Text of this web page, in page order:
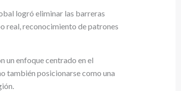
logró eliminar las barreras
real, reconocimiento de patrones
un enfoque centrado en el
también posicionarse como una